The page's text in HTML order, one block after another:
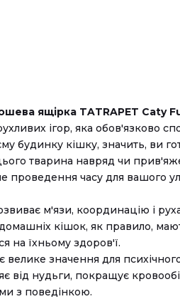
ящірка TATRAPET Caty
ігор, яка обов'язково
будинку кішку, значить, ви
тварина навряд чи
проведення часу для вашого
м'язи, координацію і
кішок, як правило,
на їхньому здоров'ї.
велике значення для
від нудьги, покращує
з поведінкою.